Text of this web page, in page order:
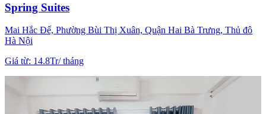
Spring Suites
Mai Hắc Đế, Phường Bùi Thị Xuân, Quận Hai Bà Trưng, Thủ đô
Hà Nội
Giá từ: 14.8Tr/tháng